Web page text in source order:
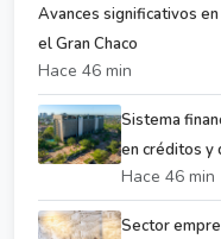
Avances significativos
el Gran Chaco
Hace 46 min
Sistema
en créditos y
Hace 46 min
Sector